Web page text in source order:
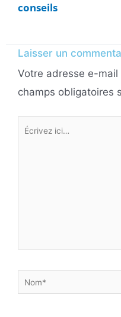
conseils
Laisser un
Votre adresse e-
champs obligatoires
Écrivez
Nom*